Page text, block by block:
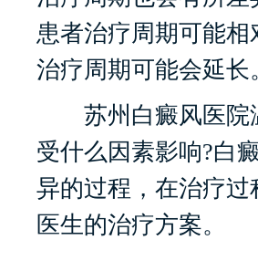
患者治疗周期可能
治疗周期可能会延长
苏州白癜风医院
受什么因素影响?白
异的过程，在治疗
医生的治疗方案。